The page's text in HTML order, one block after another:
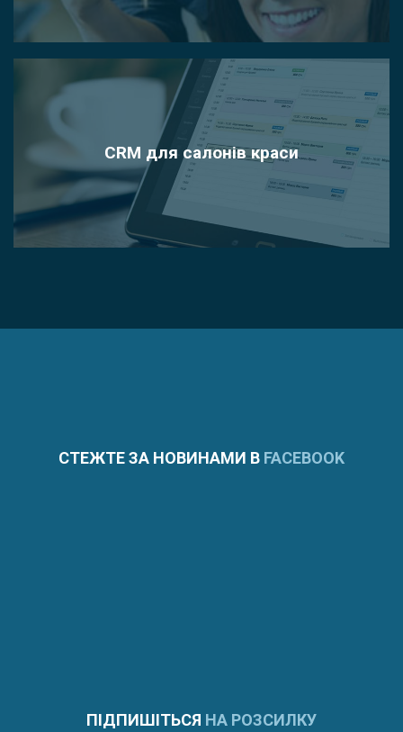
CRM для салонів краси
СТЕЖТЕ ЗА НОВИНАМИ В FACEBOOK
ПІДПИШІТЬСЯ НА РОЗСИЛКУ